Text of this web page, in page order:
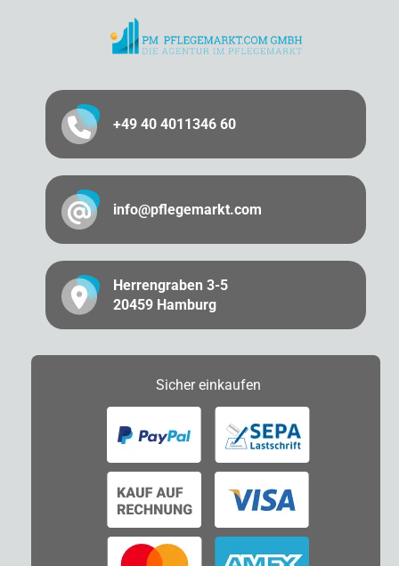
+49 40 4011346 60
info@pflegemarkt.com
Herrengraben 3-5
20459 Hamburg
Sichereinkaufen